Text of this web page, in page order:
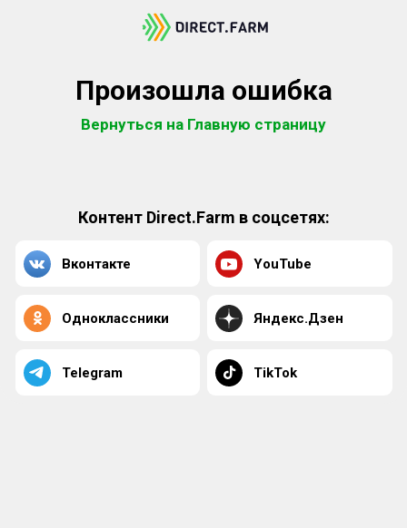
Произошла ошибка
Вернуться на Главную страницу
Контент Direct.Farm в соцсетях:
Вконтакте YouTube
Одноклассники Яндекс.Дзен
Telegram TikTok